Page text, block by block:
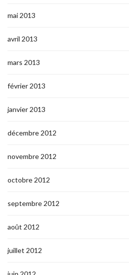
mai 2013
avril 2013
mars 2013
février 2013
janvier 2013
décembre 2012
novembre 2012
octobre 2012
septembre 2012
août 2012
juillet 2012